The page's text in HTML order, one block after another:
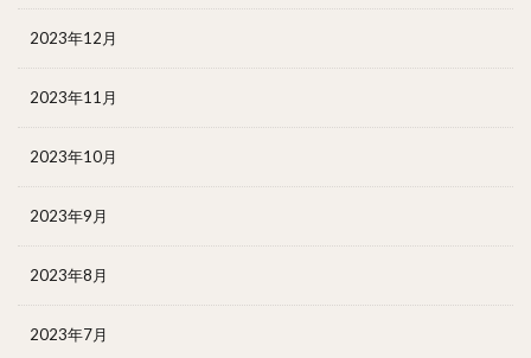
2023年12月
2023年11月
2023年10月
2023年9月
2023年8月
2023年7月